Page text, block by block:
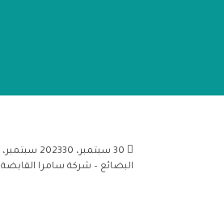
30 سبتمبر، 2023 30 سبتمبر، 2023
البضائع – شركة سامرا القابضة